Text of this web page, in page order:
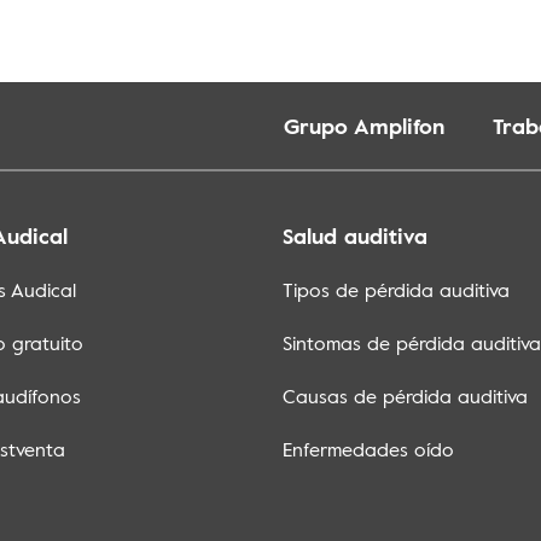
Grupo Amplifon
Audical
gratuito
Salud auditiva
Tipos de pérdida auditiva
Sintomas de pérdida auditiva
Causas de pérdida auditiva
Enfermedades oído